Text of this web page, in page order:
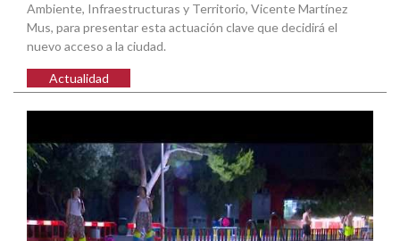
Ambiente, Infraestructuras y Territorio, Vicente Martínez
Mus, para presentar esta actuación clave que decidirá el
nuevo acceso a la ciudad.
Actualidad